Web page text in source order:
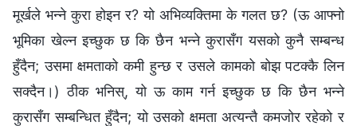
मूर्खले भन्‍ने कुरा होइन र? यो अभिव्यक्तिमा के गलत छ? (ऊ आफ्नो
भूमिका खेल्न इच्छुक छ कि छैन भन्‍ने कुरासँग यसको कुनै सम्बन्ध
हुँदैन; उसमा क्षमताको कमी हुन्छ र उसले कामको बोझ पटक्‍कै लिन
सक्दैन।) ठीक भनिस्, यो ऊ काम गर्न इच्छुक छ कि छैन भन्‍ने
कुरासँग सम्बन्धित हुँदैन; यो उसको क्षमता अत्यन्तै कमजोर रहेको र